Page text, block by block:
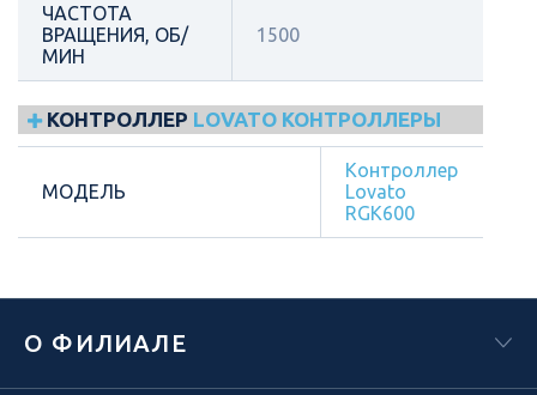
ЧАСТОТА
ВРАЩЕНИЯ, ОБ/
МИН
1500
КОНТРОЛЛЕР LOVATO КОНТРОЛЛЕРЫ
МОДЕЛЬ
Контроллер
Lovato
RGK600
О ФИЛИАЛЕ